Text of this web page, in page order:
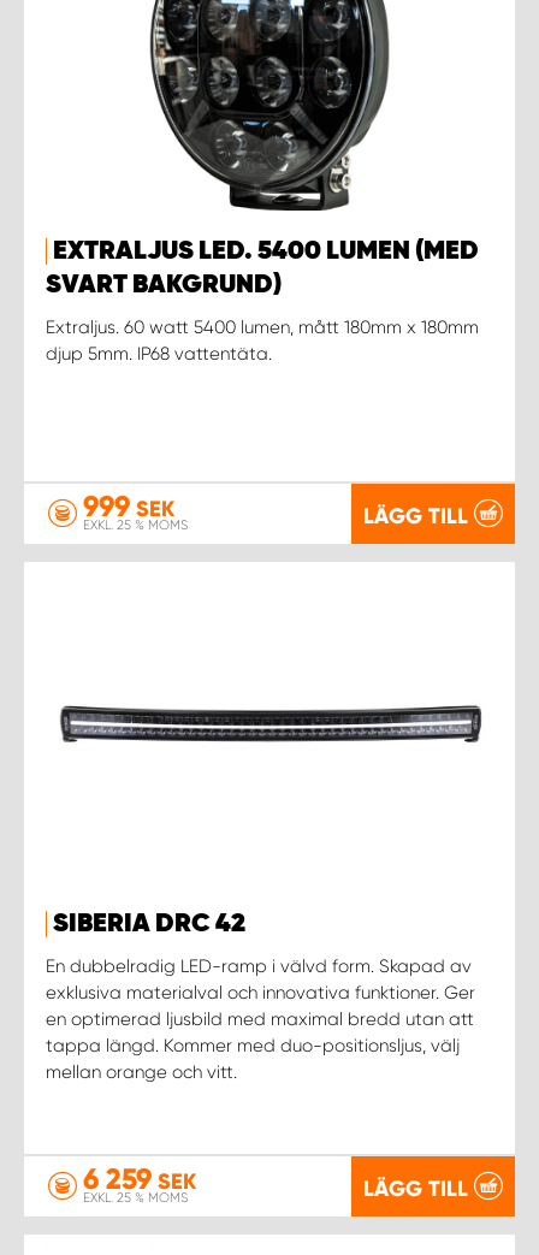
EXTRALJUS LED. 5400 LUMEN (MED
SVART BAKGRUND)
Extraljus. 60 watt 5400 lumen, mått 180mm x 180mm
djup 5mm. IP68 vattentäta.
999 SEK
EXKL. 25 % MOMS LÄGG TILL
SIBERIA DRC 42
En dubbelradig LED-ramp i välvd form. Skapad av
exklusiva materialval och innovativa funktioner. Ger
en optimerad ljusbild med maximal bredd utan att
tappa längd. Kommer med duo-positionsljus, välj
mellan orange och vitt.
6 259 SEK
EXKL. 25 % MOMS LÄGG TILL